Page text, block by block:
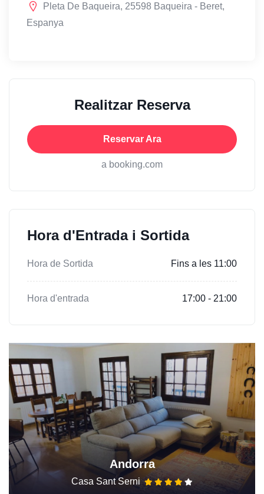
Pleta De Baqueira, 25598 Baqueira - Beret,
Espanya
Realitzar Reserva
Reservar Ara
a booking.com
Hora d'Entrada i Sortida
Hora de Sortida Fins a les 11:00
Hora d'entrada 17:00 - 21:00
Andorra
Casa Sant Serni